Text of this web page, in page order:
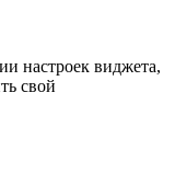
настроек виджета,
свой